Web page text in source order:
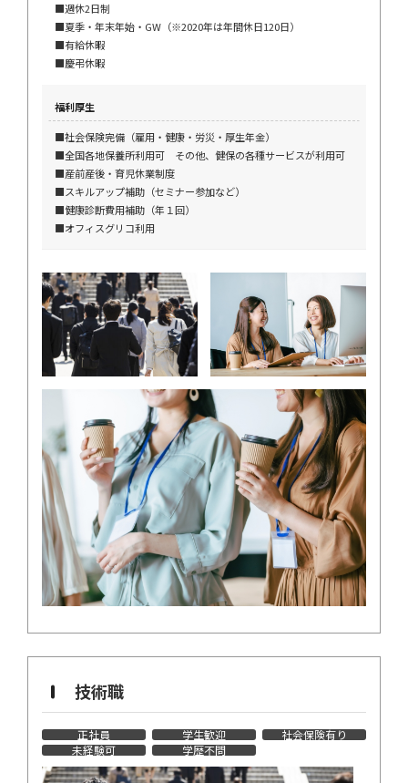
■週休2日制
■夏季・年末年始・GW（※2020年は年間休日120日）
■有給休暇
■慶弔休暇
福利厚生
■社会保険完備（雇用・健康・労災・厚生年金）
■全国各地保養所利用可 その他、健保の各種サービスが利用可
■産前産後・育児休業制度
■スキルアップ補助（セミナー参加など）
■健康診断費用補助（年１回）
■オフィスグリコ利用
技術職
正社員 学生歓迎
社会保険有り
未経験可
学歴不問